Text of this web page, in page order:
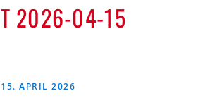
WERDEN SPENDEN
2026-04-15
15. APRIL 2026